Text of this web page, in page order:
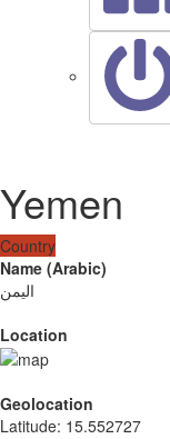
Yemen
Country
Name (Arabic)
اليمن
Location
Geolocation
Latitude: 15.552727